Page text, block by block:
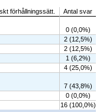
förhållningssätt.
Antal svar
0 (0,0%)
2 (12,5%)
2 (12,5%)
1 (6,2%)
4 (25,0%)
7 (43,8%)
0 (0,0%)
16 (100,0%)